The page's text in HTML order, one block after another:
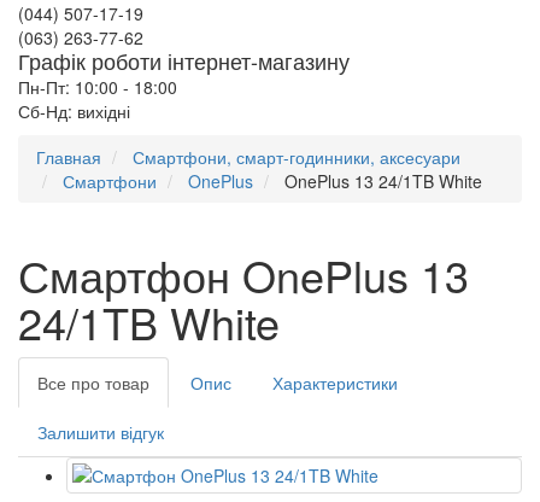
(044) 507-17-19
(063) 263-77-62
Графік роботи інтернет-магазину
Пн-Пт: 10:00 - 18:00
Сб-Нд: вихідні
Главная
Смартфони, смарт-годинники, аксесуари
Смартфони
OnePlus OnePlus 13 24/1TB White
Смартфон OnePlus 13
24/1TB White
Все про товар Опис Характеристики
Залишити відгук